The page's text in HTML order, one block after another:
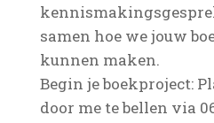
samen hoe we jouw
kunnen maken.
Begin je boekproject:
door me te bellen via